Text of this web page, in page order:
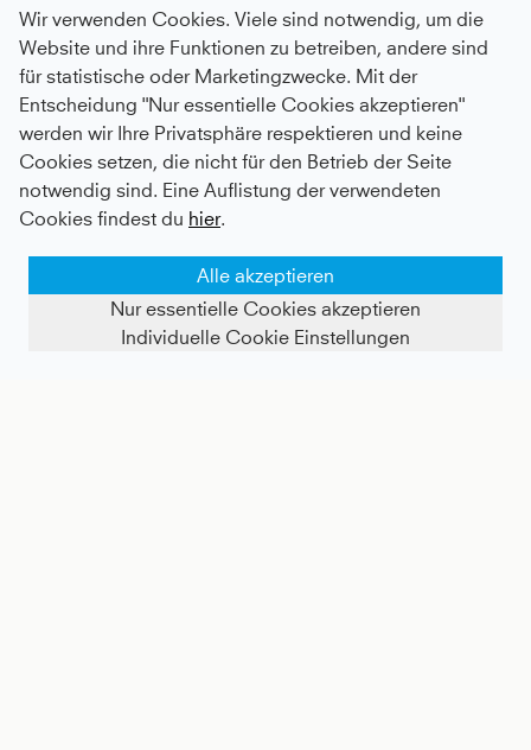
schön und können oft weitergegeben werden. Für
noch besseren Sitz gibt es außerdem praktische
Zwischengrößen. Und weil Bewegung schon früh
beginnt, startet die Kinder-Sportkleidung von
SPORTKIND bereits ab Größe 110.
Mit 30 % Rabatt auf viele Kinderartikel
wird
hochwertige Qualität jetzt für mehr Familien
reduzierten Preis und finde hochwertige Kinder-
Sportkleidung, die Kinder begeistert und Familien
lange begleitet.
Wir verwenden Cookies. Viele sind notwendig, um die
Website und ihre Funktionen zu betreiben, andere sind
für statistische oder Marketingzwecke. Mit der
Entscheidung "Nur essentielle Cookies akzeptieren"
werden wir Ihre Privatsphäre respektieren und keine
Cookies setzen, die nicht für den Betrieb der Seite
notwendig sind. Eine Auflistung der verwendeten
Cookies findest du hier.
Alle akzeptieren
Nur essentielle Cookies akzeptieren
Individuelle Cookie Einstellungen